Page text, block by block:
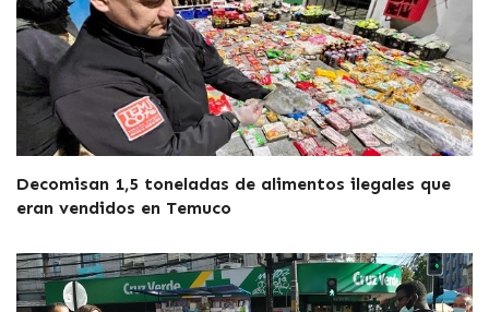
Decomisan 1,5 toneladas de alimentos ilegales que
eran vendidos en Temuco